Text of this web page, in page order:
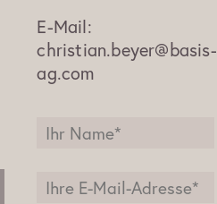
E-Mail:
christian.beyer@basis-
ag.com